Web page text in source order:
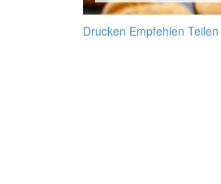
Drucken Empfehlen Teilen